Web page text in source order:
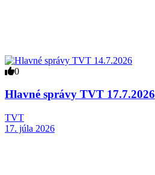
0
Hlavné správy TVT 17.7.2026
TVT
17. júla 2026